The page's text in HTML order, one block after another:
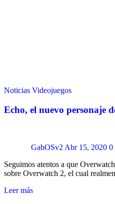
Noticias Videojuegos
Echo, el nuevo personaje
GabOSv2 Abr 15, 2020 0
Seguimos atentos a que
sobre Overwatch 2, el cual
Leer más